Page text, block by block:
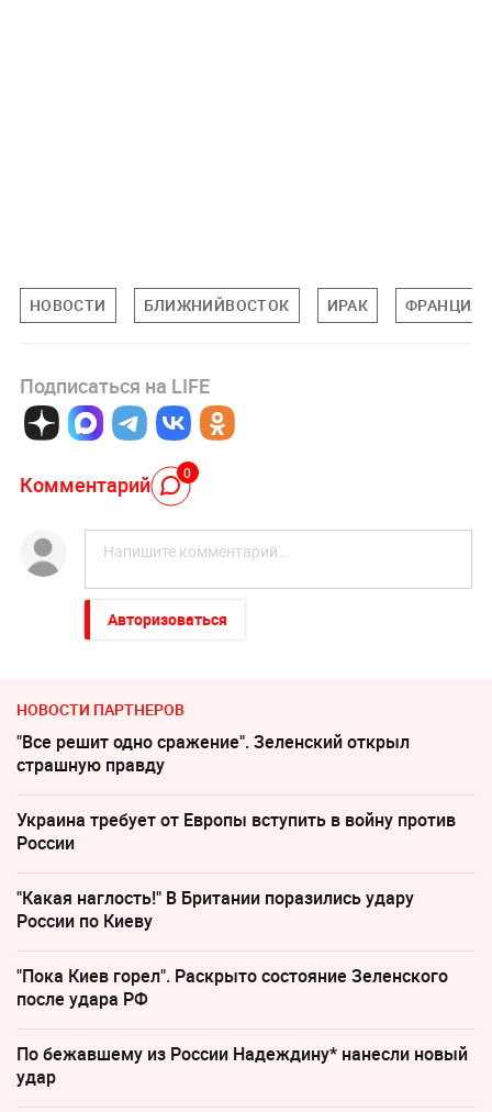
НОВОСТИ БЛИЖНИЙВОСТОК ИРАК ФРАНЦИЯ
Подписаться на LIFE
Комментарий 0
Авторизоваться
НОВОСТИ ПАРТНЕРОВ
"Все решит одно сражение". Зеленский открыл
страшную правду
Украина требует от Европы вступить в войну против
России
"Какая наглость!" В Британии поразились удару
России по Киеву
"Пока Киев горел". Раскрыто состояние Зеленского
после удара РФ
По бежавшему из России Надеждину* нанесли новый
удар